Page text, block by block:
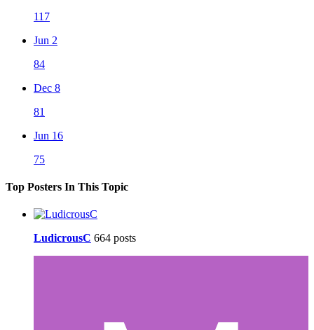
117
Jun 2
84
Dec 8
81
Jun 16
75
Top Posters In This Topic
LudicrousC 664 posts